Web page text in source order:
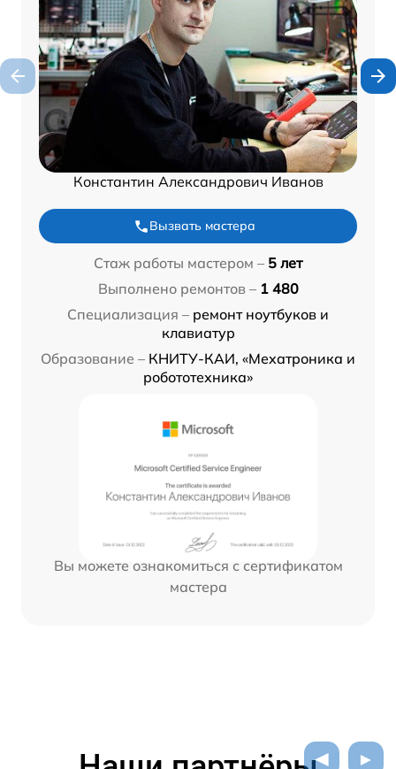
Константин Александрович Иванов
Вызвать мастера
Стаж работы мастером – 5 лет
Выполнено ремонтов – 1 480
Специализация – ремонт ноутбуков и
клавиатур
Образование – КНИТУ-КАИ, «Мехатроника и
робототехника»
Вы можете ознакомиться с сертификатом
мастера